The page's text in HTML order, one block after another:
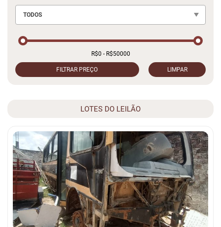
TODOS
FILTRAR PREÇO LIMPAR
LOTES DO LEILÃO